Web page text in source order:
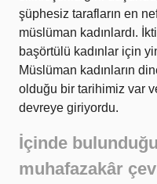
şüphesiz tarafların en
müslüman kadınlardı.
başörtülü kadınlar için
Müslüman kadınların
olduğu bir tarihimiz var
devreye giriyordu.
İçinde
muhafazakâr